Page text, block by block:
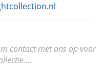
contact met ons op voor